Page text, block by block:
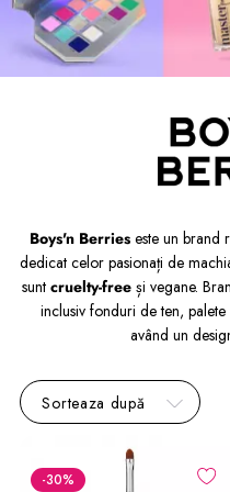
Boys'n Berries este un brand
dedicat celor pasionați de
sunt cruelty-freeși vegane.
inclusiv fonduri de ten,
având un
Sorteaza după
-30%